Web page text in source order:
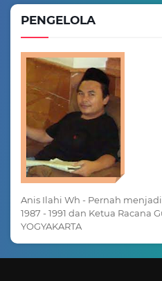
PENGELOLA
Anis Ilahi Wh - Pernah
1987 - 1991 dan Ketua Racana
YOGYAKARTA